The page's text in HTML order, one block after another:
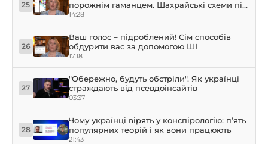
25
порожнім гаманцем. Шахрайські схеми під
виглядом держпідтримки
14:28
26
Ваш голос – підроблений! Сім способів
обдурити вас за допомогою ШІ
17:18
27
"Обережно, будуть обстріли". Як українці
страждають від псевдоінсайтів
03:37
28
Чому українці вірять у конспірологію: п’ять
популярних теорій і як вони працюють
21:43